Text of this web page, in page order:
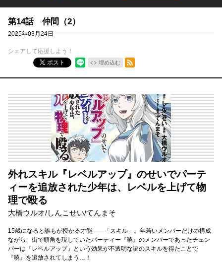
第14話 仲間（2）
2025年03月24日
シェアして応援しよう！
ポスト
埋め込む
RSSフィード
外れスキル『レベルアップ』のせいでパーテ
ィーを追放された少年は、レベルを上げて物
理で殴る
大橋ウルオ/しんこせい/てんまそ
15歳になると誰もが授かる才能――「スキル」。年若いメンバーだけの構成
ながら、街で頭角を現していたパーティー『暁』のメンバーであったチェン
バーは『レベルアップ』という効果が不透明な謎のスキルを得たことで
『暁』を追放されてしまう…！